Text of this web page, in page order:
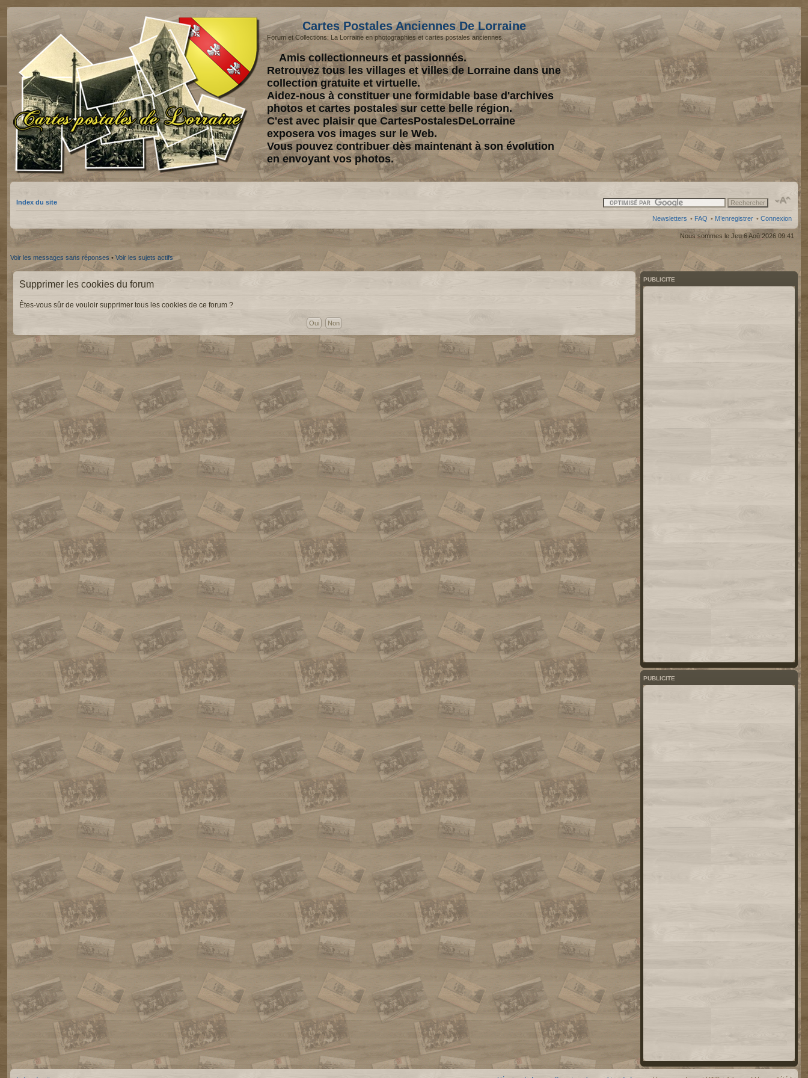
Cartes Postales Anciennes De Lorraine
Forum et Collections: La Lorraine en photographies et cartes postales anciennes.
Amis collectionneurs et passionnés.
Retrouvez tous les villages et villes de Lorraine dans une
collection gratuite et virtuelle.
Aidez-nous à constituer une formidable base d'archives
photos et cartes postales sur cette belle région.
C'est avec plaisir que CartesPostalesDeLorraine
exposera vos images sur le Web.
Vous pouvez contribuer dès maintenant à son évolution
en envoyant vos photos.
Index du site
Newsletters • FAQ • M’enregistrer • Connexion
Nous sommes le Jeu 6 Aoû 2026 09:41
Voir les messages sans réponses • Voir les sujets actifs
Supprimer les cookies du forum
Êtes-vous sûr de vouloir supprimer tous les cookies de ce forum ?
PUBLICITE
PUBLICITE